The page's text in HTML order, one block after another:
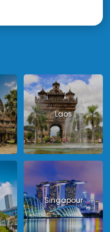
Laos
Singapour